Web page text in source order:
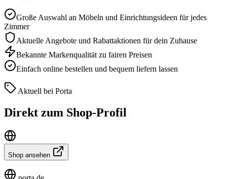
Große Auswahl an Möbeln und Einrichtungsideen für jedes
Zimmer
Aktuelle Angebote und Rabattaktionen für dein Zuhause
Bekannte Markenqualität zu fairen Preisen
Einfach online bestellen und bequem liefern lassen
Aktuell bei Porta
Direkt zum Shop-Profil
Shop ansehen